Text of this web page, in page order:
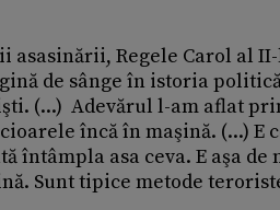
asasinării, Regele Carol al
de sânge în istoria
(...) Adevărul l-am aflat
încă în maşină. (...)
întâmpla asa ceva. E aşa
Sunt tipice metode